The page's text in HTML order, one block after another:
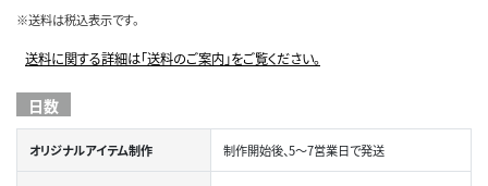
※送料は税込表示です。
送料に関する詳細は「送料のご案内」をご覧ください。
日数
オリジナルアイテム制作 制作開始後、5～7営業日で発送